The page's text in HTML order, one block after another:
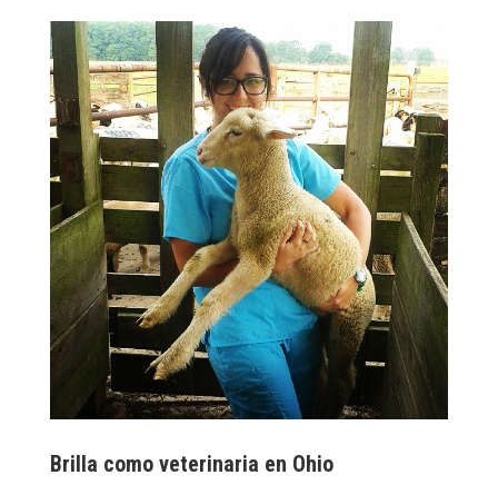
Brilla como veterinaria en Ohio